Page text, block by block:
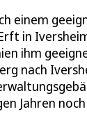
einem
in
ihm
nach
Jahren